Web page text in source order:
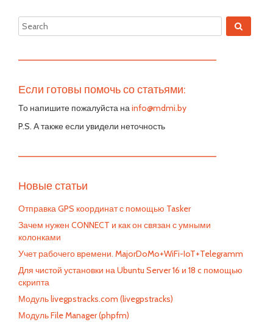
—————————————————————————
Если готовы помочь со статьями:
То напишите пожалуйста наinfo@mdmi.by
P.S. А также если увидели неточность
—————————————————————————
Новые статьи
Отправка GPS координат с помощью Tasker
Зачем нужен CONNECT и как он связан с умными
колонками
Учет рабочего времени. MajorDoMo+WiFi-IoT+Telegramm
Для чистой установки на Ubuntu Server 16 и 18 c помощью
скрипта
Модуль livegpstracks.com (livegpstracks)
Модуль File Manager (phpfm)